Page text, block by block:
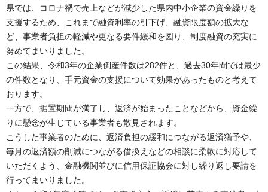
県では、コロナ禍で売上などが減少した県内中小企業の資金繰りを
支援するため、これまで融資利率の引下げ、融資限度額の拡大な
ど、事業者負担の軽減や更なる要件緩和を図り、制度融資の充実に
努めてまいりました。
この結果、令和3年の企業倒産件数は282件と、過去30年間では最少
の件数となり、手元資金の支援について効果があったものと考えて
おります。
一方で、据置期間が満了し、返済が始まったことなどから、資金繰
りに懸念が生じている事業者も散見されます。
こうした事業者のために、返済負担の緩和につながる返済猶予や、
毎月の返済額の削減につながる借換えなどの相談に柔軟に対応して
いただくよう、金融機関並びに信用保証協会に対し繰り返し要請を
行ってまいりました。